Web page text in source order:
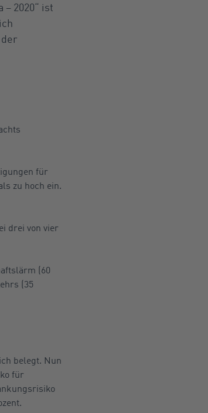
2020“ ist
für
zu hoch ein.
drei von vier
(60
(35
belegt. Nun
für